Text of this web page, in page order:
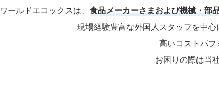
ワールドエコックスは、 食品メーカーさまおよび機械・部
現場経験豊富な外国人スタッフを中
高いコストパフ
お困りの際は当